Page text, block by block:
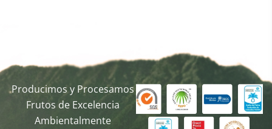
Producimos y Procesamos
Frutos de Excelencia
Ambientalmente